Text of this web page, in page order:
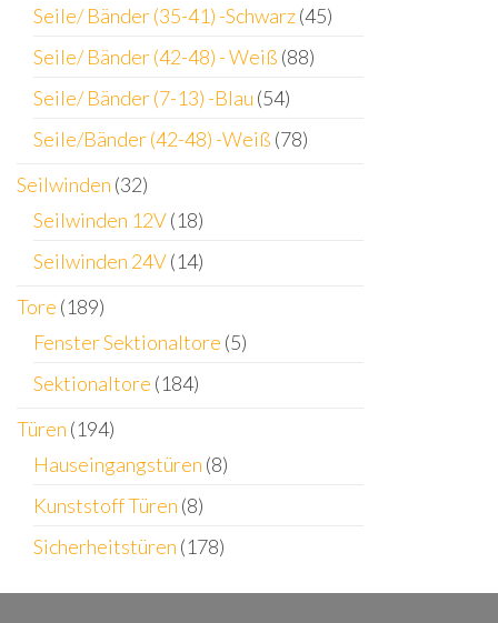
Seile/ Bänder (35-41) -Schwarz(45)
Seile/ Bänder (42-48) - Weiß (88)
Seile/ Bänder (7-13) -Blau (54)
Seile/Bänder (42-48) -Weiß (78)
Seilwinden (32)
Seilwinden 12V(18)
Seilwinden 24V(14)
Tore (189)
Fenster Sektionaltore (5)
Sektionaltore (184)
Türen (194)
Hauseingangstüren (8)
Kunststoff Türen (8)
Sicherheitstüren (178)